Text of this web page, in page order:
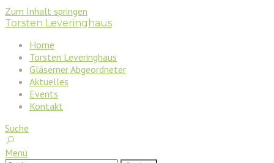
Zum Inhalt springen
Torsten Leveringhaus
Home
Torsten Leveringhaus
Gläserner Abgeordneter
Aktuelles
Events
Kontakt
Suche
Menü